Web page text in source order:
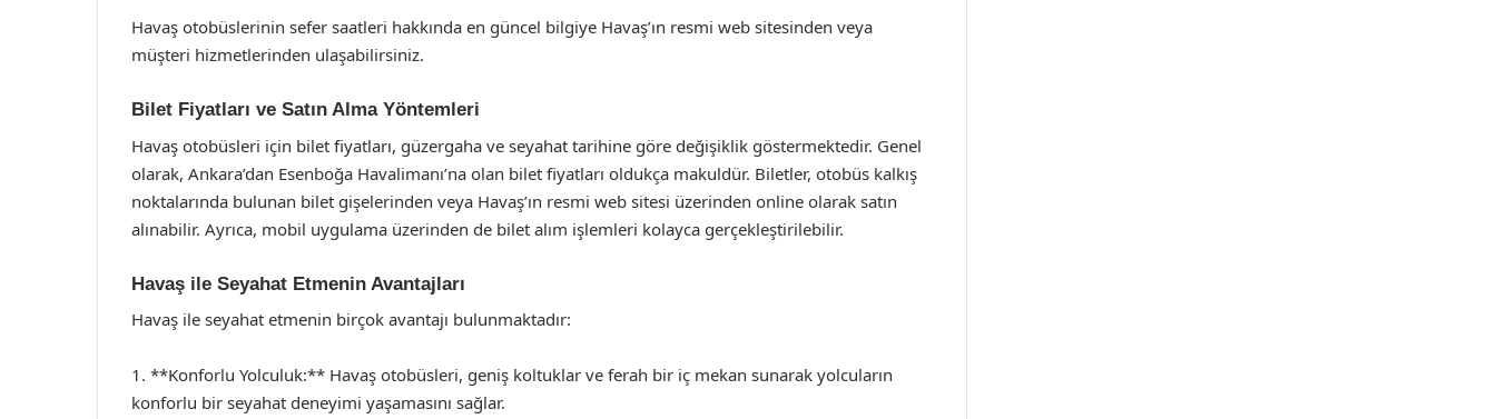
Havaş otobüslerinin sefer saatleri hakkında en güncel bilgiye Havaş’ın resmi web sitesinden veya
müşteri hizmetlerinden ulaşabilirsiniz.
Bilet Fiyatları ve Satın Alma Yöntemleri
Havaş otobüsleri için bilet fiyatları, güzergaha ve seyahat tarihine göre değişiklik göstermektedir. Genel
olarak, Ankara’dan Esenboğa Havalimanı’na olan bilet fiyatları oldukça makuldür. Biletler, otobüs kalkış
noktalarında bulunan bilet gişelerinden veya Havaş’ın resmi web sitesi üzerinden online olarak satın
alınabilir. Ayrıca, mobil uygulama üzerinden de bilet alım işlemleri kolayca gerçekleştirilebilir.
Havaş ile Seyahat Etmenin Avantajları
Havaş ile seyahat etmenin birçok avantajı bulunmaktadır:
1. **Konforlu Yolculuk:** Havaş otobüsleri, geniş koltuklar ve ferah bir iç mekan sunarak yolcuların
konforlu bir seyahat deneyimi yaşamasını sağlar.